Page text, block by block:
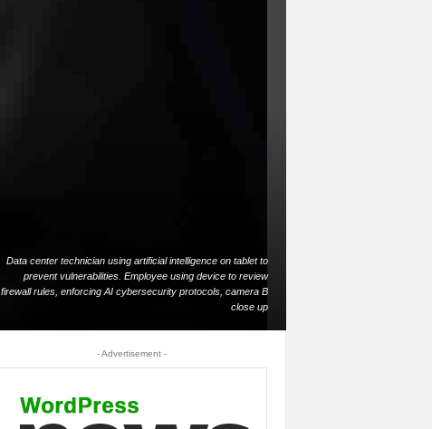
Data center technician using artificial intelligence on tablet to
prevent vulnerabilities. Employee using device to review
firewall rules, enforcing AI cybersecurity protocols, camera B
close up
- Advertisement -